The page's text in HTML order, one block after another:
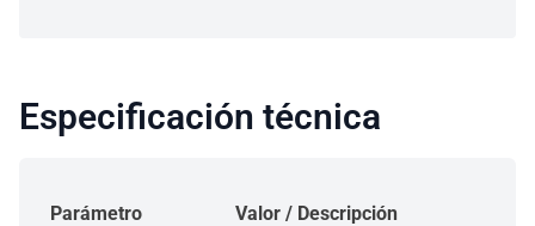
Especificación técnica
Parámetro
Valor / Descripción